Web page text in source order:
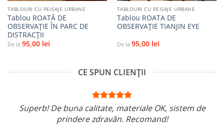
TABLOURI CU PEISAJE URBANE
Tablou ROATĂ DE
OBSERVAȚIE ÎN PARC DE
DISTRACȚII
De la 95,00 lei
TABLOURI CU PEISAJE URBANE
Tablou ROATA DE
OBSERVAȚIE TIANJIN EYE
De la 95,00 lei
CE SPUN CLIENȚII
Superb! De buna calitate, materiale OK, sistem de
prindere zdravăn. Recomand!